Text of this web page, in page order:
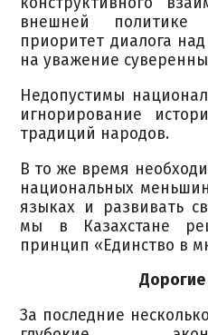
внешней
приоритет диалога
на уважение
Недопустимы
игнорирование
традиций народов.
В то же время
национальных
языках и развивать
мы в Казахстане
принцип «Единство в
Дорогие
За последние